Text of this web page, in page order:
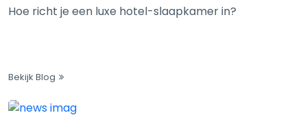
Hoe richt je een luxe hotel-slaapkamer in?
Bekijk Blog